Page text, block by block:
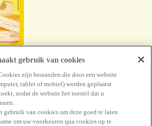
gebruik van cookies
zijn bestanden die door een website
tablet of mobiel) worden geplaatst
zodat de website het toestel dat u
gebruik van cookies om deze goed te laten
om uw voorkeuren qua cookies op te